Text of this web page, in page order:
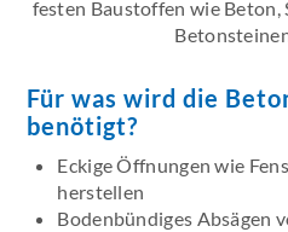
festen Baustoffen wie
Für was wird die
benötigt?
Eckige Öffnungen wie
herstellen
Bodenbündiges Absägen